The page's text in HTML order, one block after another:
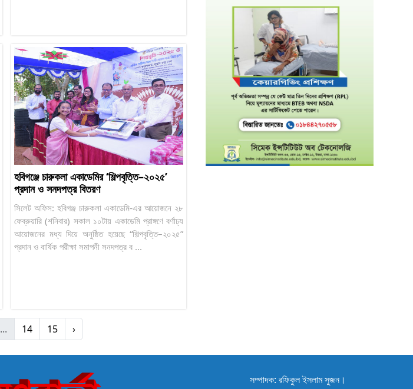
হবিগঞ্জে চারুকলা একাডেমির ‘শিল্পবৃত্তি–২০২৫’
প্রদান ও সনদপত্র বিতরণ
সিলেট অফিস: হবিগঞ্জ চারুকলা একাডেমি-এর আয়োজনে ২৮
ফেব্রুয়ারি (শনিবার) সকাল ১০টায় একাডেমি প্রাঙ্গণে বর্ণাঢ্য
আয়োজনের মধ্য দিয়ে অনুষ্ঠিত হয়েছে “শিল্পবৃত্তি–২০২৫”
প্রদান ও বার্ষিক পরীক্ষা সমাপনী সনদপত্র ব ...
... 14 15 ›
সম্পাদক: রফিকুল ইসলাম সুজন।